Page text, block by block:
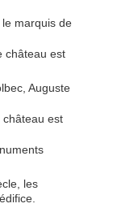
marquis de
château est
Auguste
est
les